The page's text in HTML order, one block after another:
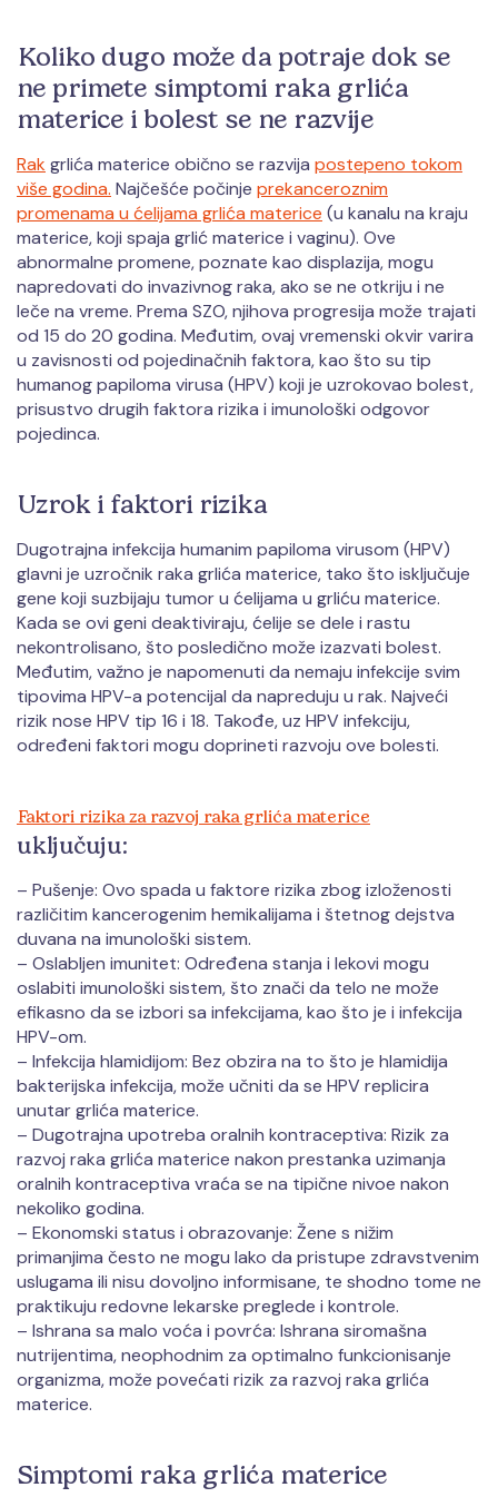
Koliko dugo može da potraje dok se
ne primete simptomi raka grlića
materice i bolest se ne razvije
Rak grlića materice obično se razvija postepeno tokom
više godina. Najčešće počinje prekanceroznim
promenama u ćelijama grlića materice (u kanalu na kraju
materice, koji spaja grlić materice i vaginu). Ove
abnormalne promene, poznate kao displazija, mogu
napredovati do invazivnog raka, ako se ne otkriju i ne
leče na vreme. Prema SZO, njihova progresija može trajati
od 15 do 20 godina. Međutim, ovaj vremenski okvir varira
u zavisnosti od pojedinačnih faktora, kao što su tip
humanog papiloma virusa (HPV) koji je uzrokovao bolest,
prisustvo drugih faktora rizika i imunološki odgovor
pojedinca.
Uzrok i faktori rizika
Dugotrajna infekcija humanim papiloma virusom (HPV)
glavni je uzročnik raka grlića materice, tako što isključuje
gene koji suzbijaju tumor u ćelijama u grliću materice.
Kada se ovi geni deaktiviraju, ćelije se dele i rastu
nekontrolisano, što posledično može izazvati bolest.
Međutim, važno je napomenuti da nemaju infekcije svim
tipovima HPV-a potencijal da napreduju u rak. Najveći
rizik nose HPV tip 16 i 18. Takođe, uz HPV infekciju,
određeni faktori mogu doprineti razvoju ove bolesti.
Faktori rizika za razvoj raka grlića materice
uključuju:
– Pušenje: Ovo spada u faktore rizika zbog izloženosti
različitim kancerogenim hemikalijama i štetnog dejstva
duvana na imunološki sistem.
– Oslabljen imunitet: Određena stanja i lekovi mogu
oslabiti imunološki sistem, što znači da telo ne može
efikasno da se izbori sa infekcijama, kao što je i infekcija
HPV-om.
– Infekcija hlamidijom: Bez obzira na to što je hlamidija
bakterijska infekcija, može učniti da se HPV replicira
unutar grlića materice.
– Dugotrajna upotreba oralnih kontraceptiva: Rizik za
razvoj raka grlića materice nakon prestanka uzimanja
oralnih kontraceptiva vraća se na tipične nivoe nakon
nekoliko godina.
– Ekonomski status i obrazovanje: Žene s nižim
primanjima često ne mogu lako da pristupe zdravstvenim
uslugama ili nisu dovoljno informisane, te shodno tome ne
praktikuju redovne lekarske preglede i kontrole.
– Ishrana sa malo voća i povrća: Ishrana siromašna
nutrijentima, neophodnim za optimalno funkcionisanje
organizma, može povećati rizik za razvoj raka grlića
materice.
Simptomi raka grlića materice